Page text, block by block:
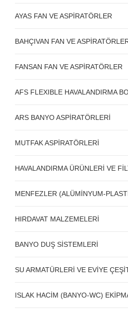
AYAS FAN VE ASPİRATÖRLER
BAHÇIVAN FAN VE
FANSAN FAN VE ASPİRATÖRLER
AFS FLEXIBLE HAVALANDIRMA
ARS BANYO ASPİRATÖRLERİ
MUTFAK ASPİRATÖRLERİ
HAVALANDIRMA ÜRÜNLERİ VE
MENFEZLER (ALÜMİNYUM-
HIRDAVAT MALZEMELERİ
BANYO DUŞ SİSTEMLERİ
SU ARMATÜRLERİ VE EVİYE
ISLAK HACİM (BANYO-WC)